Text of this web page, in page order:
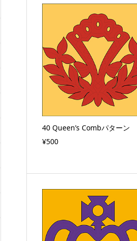
40 Queen’s Combパターン
¥500